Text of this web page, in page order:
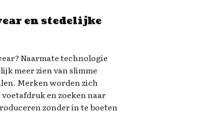
en stedelijke
Naarmate technologie
meer zien van slimme
Merken worden zich
en zoeken naar
zonder in te boeten